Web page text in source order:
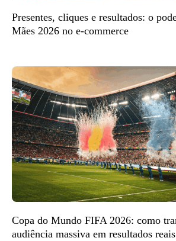
Presentes, cliques e resultados: o
Mães 2026 no e-commerce
Copa do Mundo FIFA 2026: como
audiência massiva em resultados